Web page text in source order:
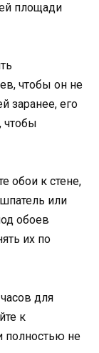
площади
чтобы он не
заранее, его
чтобы
обои к стене,
или
обоев
их по
для
к
полностью не